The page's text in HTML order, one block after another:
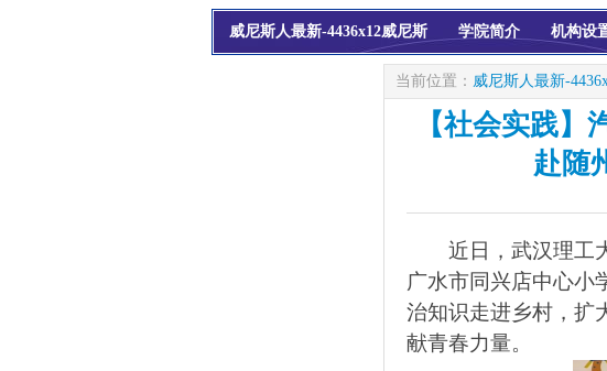
威尼斯人最新-4436x12威尼斯 学院简介 机构设
当前位置： 威尼斯人最新-
【社会实践
赴随
近日，武汉理工
广水市同兴店中心小
治知识走进乡村，扩
献青春力量。